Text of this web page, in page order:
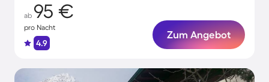
ab 95 €
pro Nacht
4.9
Zum Angebot